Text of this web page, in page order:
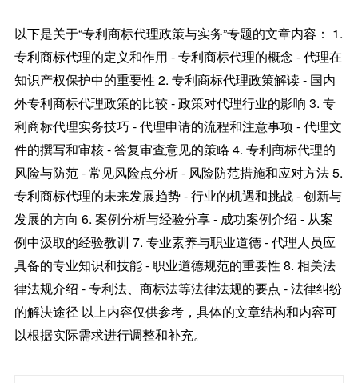
以下是关于“专利商标代理政策与实务”专题的文章内容： 1.
专利商标代理的定义和作用 - 专利商标代理的概念 - 代理在
知识产权保护中的重要性 2. 专利商标代理政策解读 - 国内
外专利商标代理政策的比较 - 政策对代理行业的影响 3. 专
利商标代理实务技巧 - 代理申请的流程和注意事项 - 代理文
件的撰写和审核 - 答复审查意见的策略 4. 专利商标代理的
风险与防范 - 常见风险点分析 - 风险防范措施和应对方法 5.
专利商标代理的未来发展趋势 - 行业的机遇和挑战 - 创新与
发展的方向 6. 案例分析与经验分享 - 成功案例介绍 - 从案
例中汲取的经验教训 7. 专业素养与职业道德 - 代理人员应
具备的专业知识和技能 - 职业道德规范的重要性 8. 相关法
律法规介绍 - 专利法、商标法等法律法规的要点 - 法律纠纷
的解决途径 以上内容仅供参考，具体的文章结构和内容可
以根据实际需求进行调整和补充。